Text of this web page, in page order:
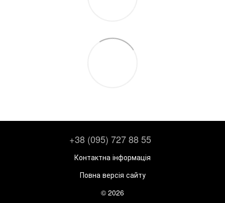
+38 (095) 727 88 55
Контактна інформація
Повна версія сайту
© 2026